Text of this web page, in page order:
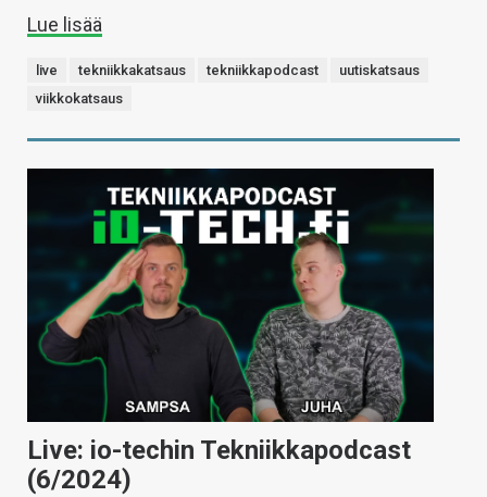
Lue lisää
live tekniikkakatsaus tekniikkapodcast
uutiskatsaus
viikkokatsaus
Live: io-techin Tekniikkapodcast
(6/2024)